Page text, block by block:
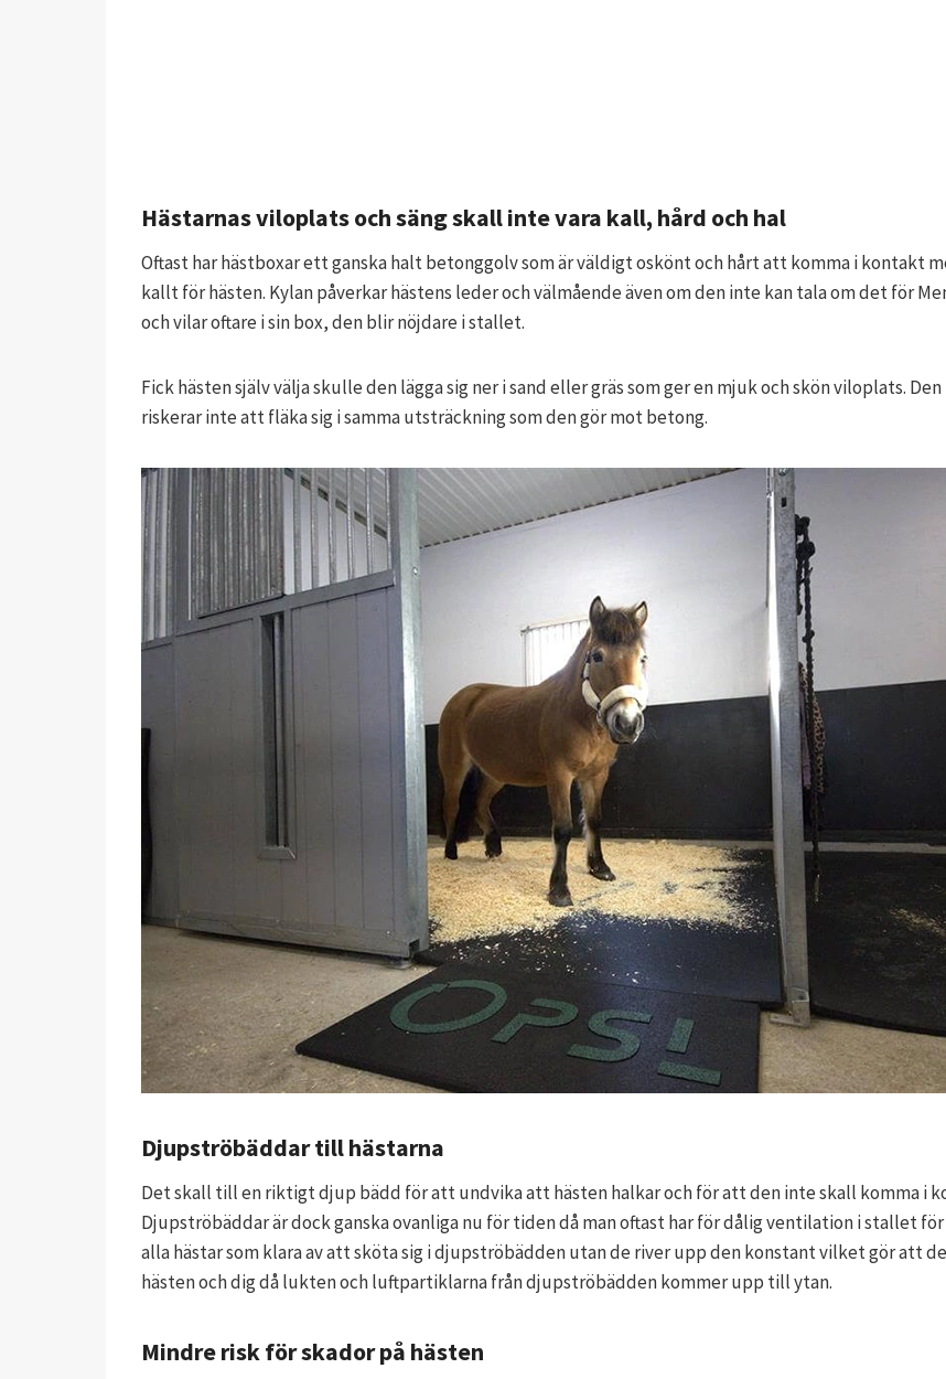
Hästarnas viloplats och säng skall inte vara kall, hård och hal
Oftast har hästboxar ett ganska halt betonggolv som är väldigt oskönt och hårt att komma i kontakt
kallt för hästen. Kylan påverkar hästens leder och välmående även om den inte kan tala om det för
och vilar oftare i sin box, den blir nöjdare i stallet.
Fick hästen själv välja skulle den lägga sig ner i sand eller gräs som ger en mjuk och skön viloplats.
riskerar inte att fläka sig i samma utsträckning som den gör mot betong.
Djupströbäddar till hästarna
Det skall till en riktigt djup bädd för att undvika att hästen halkar och för att den inte skall komma i
Djupströbäddar är dock ganska ovanliga nu för tiden då man oftast har för dålig ventilation i stallet
alla hästar som klara av att sköta sig i djupströbädden utan de river upp den konstant vilket gör att
hästen och dig då lukten och luftpartiklarna från djupströbädden kommer upp till ytan.
Mindre risk för skador på hästen